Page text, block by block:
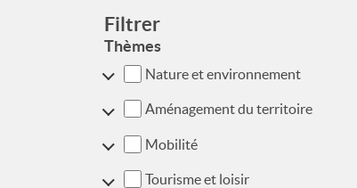
Filtrer
Thèmes
Nature et environnement
Aménagement du territoire
Mobilité
Tourisme et loisir